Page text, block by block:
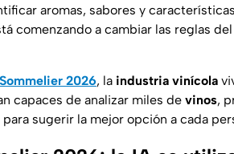
aromas, sabores y
comenzando a cambiar las reglas
2026, la industria vinícola
capaces de analizar miles de vinos,
sugerir la mejor opción a cada